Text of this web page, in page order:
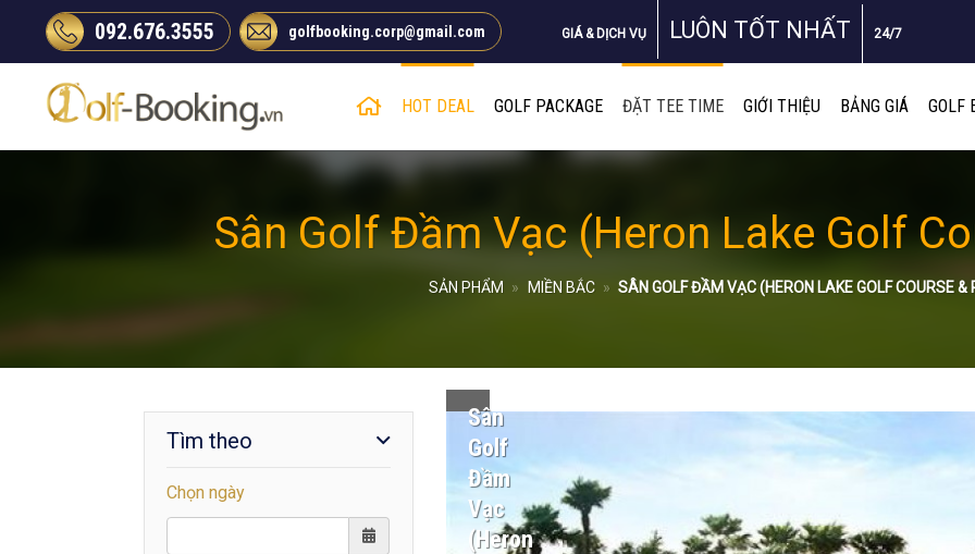
Chuyển
nội
092.676.3555 golfbooking.corp@gmail.com GIÁ & DỊCH VỤ LUÔN TỐT NHẤT 24/7
HOT DEAL GOLF PACKAGE ĐẶT TEE TIME GIỚI THIỆU BẢNG GIÁ GOLF
Sân Golf Đầm Vạc (Heron Lake Golf
SẢN PHẨM » MIỀN BẮC » SÂN GOLF ĐẦM VẠC (HERON LAKE GOLF COURSE &
Tìm theo
Chọn ngày
Sân
Golf
Đầm
Vạc
(Heron